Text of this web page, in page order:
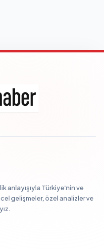
anlayışıyla Türkiye'nin ve
gelişmeler, özel analizler ve